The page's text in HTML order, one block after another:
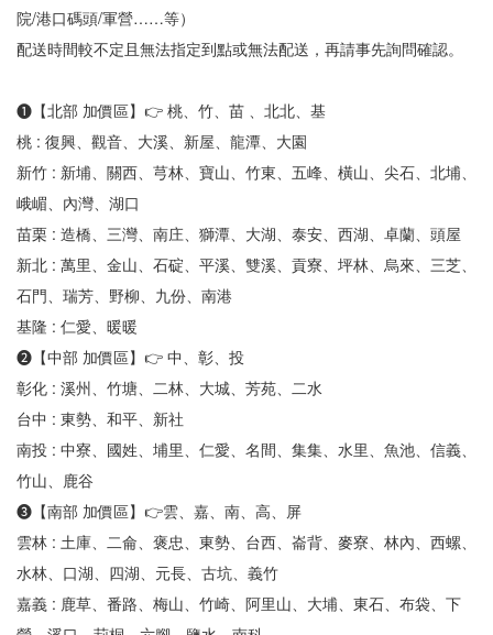
院/港口碼頭/軍營……等）
配送時間較不定且無法指定到點或無法配送，再請事先詢問確認。
❶【北部 加價區】👉 桃、竹、苗 、北北、基
桃 : 復興、觀音、大溪、新屋、龍潭、大園
新竹 : 新埔、關西、芎林、寶山、竹東、五峰、橫山、尖石、北埔、
峨嵋、內灣、湖口
苗栗 : 造橋、三灣、南庄、獅潭、大湖、泰安、西湖、卓蘭、頭屋
新北 : 萬里、金山、石碇、平溪、雙溪、貢寮、坪林、烏來、三芝、
石門、瑞芳、野柳、九份、南港
基隆 : 仁愛、暖暖
❷【中部 加價區】👉 中、彰、投
彰化 : 溪州、竹塘、二林、大城、芳苑、二水
台中 : 東勢、和平、新社
南投 : 中寮、國姓、埔里、仁愛、名間、集集、水里、魚池、信義、
竹山、鹿谷
❸【南部 加價區】👉雲、嘉、南、高、屏
雲林 : 土庫、二侖、褒忠、東勢、台西、崙背、麥寮、林內、西螺、
水林、口湖、四湖、元長、古坑、義竹
嘉義 : 鹿草、番路、梅山、竹崎、阿里山、大埔、東石、布袋、下